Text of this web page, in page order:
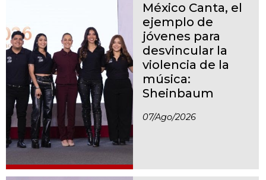
México Canta, el
ejemplo de
jóvenes para
desvincular la
violencia de la
música:
Sheinbaum
07/ago/2026